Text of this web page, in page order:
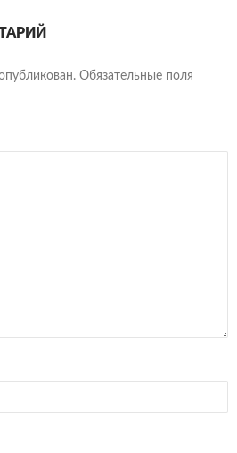
Обязательные поля